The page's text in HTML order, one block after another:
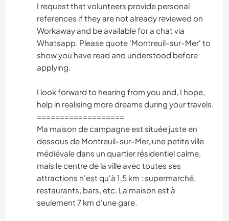
I request that volunteers provide personal
references if they are not already reviewed on
Workaway and be available for a chat via
Whatsapp. Please quote 'Montreuil-sur-Mer' to
show you have read and understood before
applying.
I look forward to hearing from you and, I hope,
help in realising more dreams during your travels.
===================
Ma maison de campagne est située juste en
dessous de Montreuil-sur-Mer, une petite ville
médiévale dans un quartier résidentiel calme,
mais le centre de la ville avec toutes ses
attractions n'est qu'à 1,5 km : supermarché,
restaurants, bars, etc. La maison est à
seulement 7 km d'une gare.